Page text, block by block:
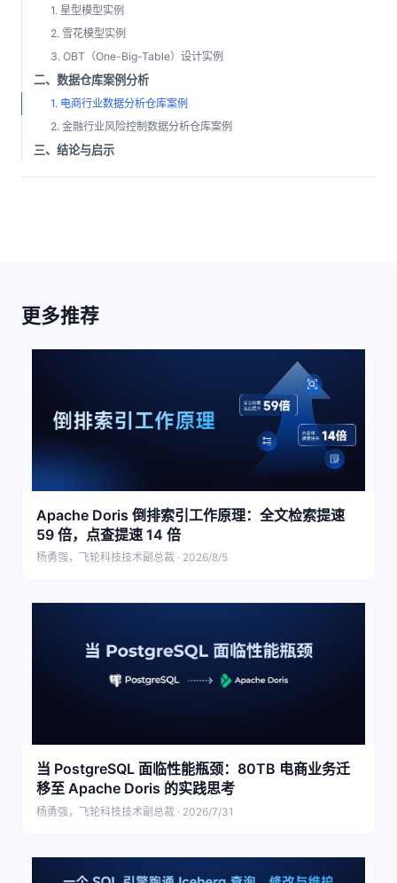
1. 星型模型实例
2. 雪花模型实例
3. OBT（One-Big-Table）设计实例
二、数据仓库案例分析
1. 电商行业数据分析仓库案例
2. 金融行业风险控制数据分析仓库案例
三、结论与启示
更多推荐
Apache Doris 倒排索引工作原理：全文检索提速
59 倍，点查提速 14 倍
杨勇强，飞轮科技技术副总裁 · 2026/8/5
当 PostgreSQL 面临性能瓶颈：80TB 电商业务迁
移至 Apache Doris 的实践思考
杨勇强，飞轮科技技术副总裁 · 2026/7/31